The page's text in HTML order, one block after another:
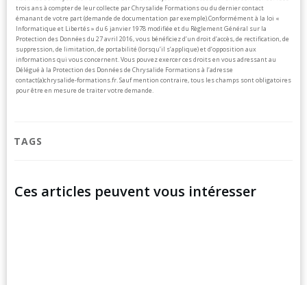
trois ans à compter de leur collecte par Chrysalide Formations ou du dernier contact
émanant de votre part (demande de documentation par exemple).Conformément à la loi «
Informatique et Libertés » du 6 janvier 1978 modifiée et du Règlement Général sur la
Protection des Données du 27 avril 2016, vous bénéficiez d’un droit d’accès, de rectification, de
suppression, de limitation, de portabilité (lorsqu’il s’applique) et d’opposition aux
informations qui vous concernent. Vous pouvez exercer ces droits en vous adressant au
Délégué à la Protection des Données de Chrysalide Formations à l’adresse
contact(a)chrysalide-formations.fr.Sauf mention contraire, tous les champs sont obligatoires
pour être en mesure de traiter votre demande.
TAGS
Ces articles peuvent vous intéresser